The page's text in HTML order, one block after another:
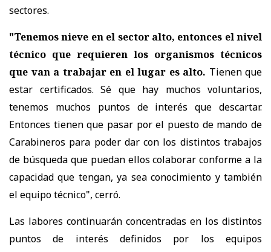
sectores.
"Tenemos nieve en el sector alto, entonces el nivel
técnico que requieren los organismos técnicos
que van a trabajar en el lugar es alto. Tienen que
estar certificados. Sé que hay muchos voluntarios,
tenemos muchos puntos de interés que descartar.
Entonces tienen que pasar por el puesto de mando de
Carabineros para poder dar con los distintos trabajos
de búsqueda que puedan ellos colaborar conforme a la
capacidad que tengan, ya sea conocimiento y también
el equipo técnico", cerró.
Las labores continuarán concentradas en los distintos
puntos de interés definidos por los equipos